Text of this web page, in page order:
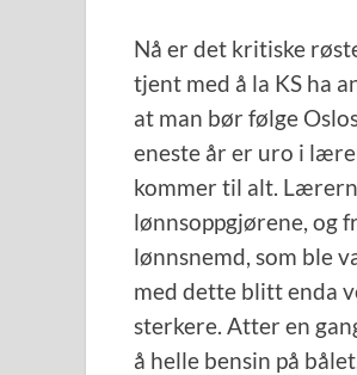
Nå er det kritiske
tjent med å la KS ha
at man bør følge
eneste år er uro i
kommer til alt.
lønnsoppgjørene, og
lønnsnemd, som ble
med dette blitt enda
sterkere. Atter en
å helle bensin på